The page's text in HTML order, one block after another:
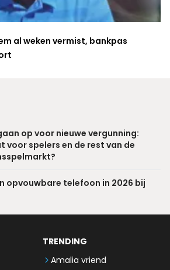
al weken vermist, bankpas
op voor nieuwe vergunning:
spelers en de rest van de
opvouwbare telefoon in 2026 bij
TRENDING
Amalia vriend